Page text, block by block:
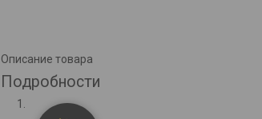
Описание товара
Подробности